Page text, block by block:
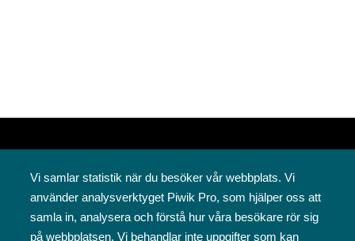
Vi samlar statistik när du besöker vår webbplats. Vi
använder analysverktyget Piwik Pro, som hjälper oss att
samla in, analysera och förstå hur våra besökare rör sig
på webbplatsen. Vi behandlar inte uppgifter som kan